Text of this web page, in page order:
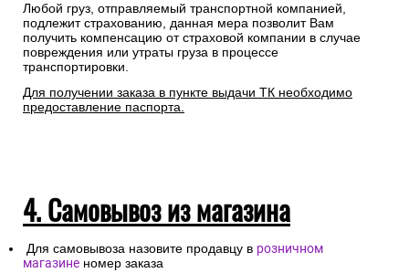
Любой груз, отправляемый транспортной компанией,
подлежит страхованию, данная мера позволит Вам
получить компенсацию от страховой компании в случае
повреждения или утраты груза в процессе
транспортировки.
Для получении заказа в пункте выдачи ТК необходимо
предоставление паспорта.
4. Самовывоз из магазина
Для самовывоза назовите продавцу в розничном
магазине номер заказа